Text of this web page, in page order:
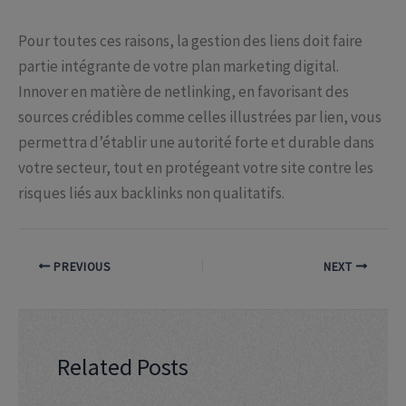
Pour toutes ces raisons, la gestion des liens doit faire
partie intégrante de votre plan marketing digital.
Innover en matière de netlinking, en favorisant des
sources crédibles comme celles illustrées par lien, vous
permettra d’établir une autorité forte et durable dans
votre secteur, tout en protégeant votre site contre les
risques liés aux backlinks non qualitatifs.
PREVIOUS NEXT
Related Posts